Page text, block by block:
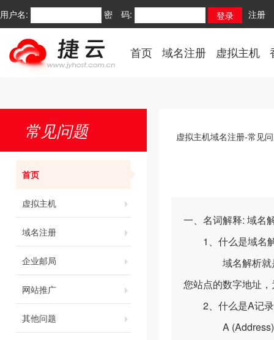
用户名: 密 码: 注册
首页 域名注册 虚拟主机
常见问题
首页
虚拟主机
域名注册
企业邮局
网站推广
其他问题
虚拟主机域名注册-常见
一、名词解释: 域名
1、什么是域名
域名解析就是国
您站点的数字地址
2、什么是A记
A (Address) 记录